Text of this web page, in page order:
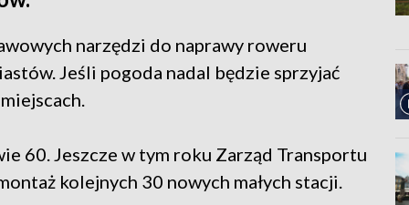
narzędzi do naprawy roweru
Jeśli pogoda nadal będzie sprzyjać
60. Jeszcze w tym roku Zarząd Transportu
kolejnych 30 nowych małych stacji.